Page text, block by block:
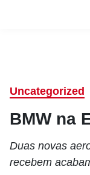
Uncategorized
BMW na
Duas novas
recebem